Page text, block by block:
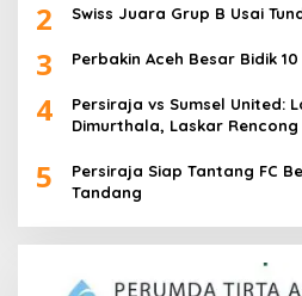
2 Swiss Juara Grup B Usai
3 Perbakin Aceh Besar Bidik 10
4
Persiraja vs Sumsel United:
Dimurthala, Laskar Rencong
5
Persiraja Siap Tantang FC
Tandang